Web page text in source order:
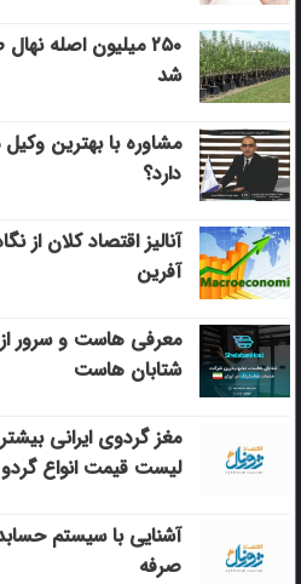
۲۵۰ میلیون اصله
شد
مشاوره با بهترین
دارد؟
آنالیز اقتصاد کلان از
آفرین
معرفی هاست و سرور
شتابان هاست
مغز گردوی ایرانی
لیست قیمت انواع گردو
آشنایی با سیستم
صرفه